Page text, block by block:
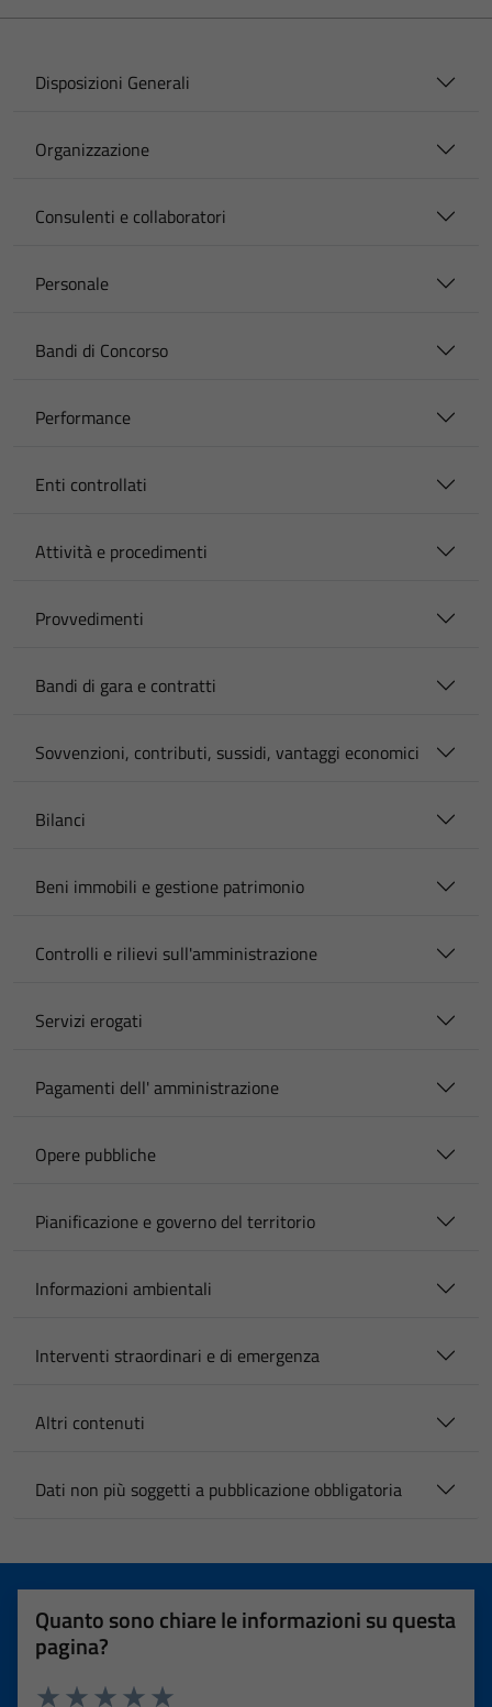
Disposizioni Generali
Organizzazione
Consulenti e collaboratori
Personale
Bandi di Concorso
Performance
Enti controllati
Attività e procedimenti
Provvedimenti
Bandi di gara e contratti
Sovvenzioni, contributi, sussidi, vantaggi economici
Bilanci
Beni immobili e gestione patrimonio
Controlli e rilievi sull'amministrazione
Servizi erogati
Pagamenti dell' amministrazione
Opere pubbliche
Pianificazione e governo del territorio
Informazioni ambientali
Interventi straordinari e di emergenza
Altri contenuti
Dati non più soggetti a pubblicazione obbligatoria
Quanto sono chiare le informazioni su questa
pagina?